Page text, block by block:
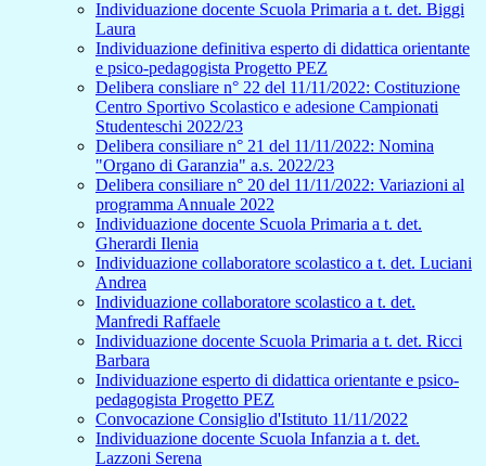
Individuazione docente Scuola Primaria a t. det. Biggi
Laura
Individuazione definitiva esperto di didattica orientante
e psico-pedagogista Progetto PEZ
Delibera consliare n° 22 del 11/11/2022: Costituzione
Centro Sportivo Scolastico e adesione Campionati
Studenteschi 2022/23
Delibera consiliare n° 21 del 11/11/2022: Nomina
"Organo di Garanzia" a.s. 2022/23
Delibera consiliare n° 20 del 11/11/2022: Variazioni al
programma Annuale 2022
Individuazione docente Scuola Primaria a t. det.
Gherardi Ilenia
Individuazione collaboratore scolastico a t. det. Luciani
Andrea
Individuazione collaboratore scolastico a t. det.
Manfredi Raffaele
Individuazione docente Scuola Primaria a t. det. Ricci
Barbara
Individuazione esperto di didattica orientante e psico-
pedagogista Progetto PEZ
Convocazione Consiglio d'Istituto 11/11/2022
Individuazione docente Scuola Infanzia a t. det.
Lazzoni Serena